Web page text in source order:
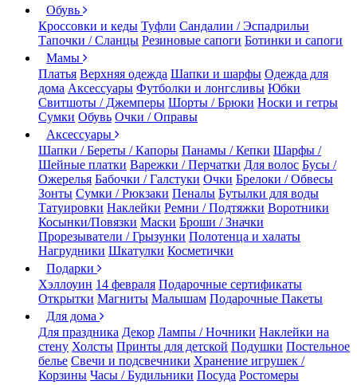
Обувь
Кроссовки и кеды Туфли Сандалии / Эспадрильи
Тапочки / Сланцы Резиновые сапоги Ботинки и сапоги
Мамы
Платья Верхняя одежда Шапки и шарфы Одежда для
дома Аксессуары Футболки и лонгсливы Юбки
Свитшоты / Джемперы Шорты / Брюки Носки и гетры
Сумки Обувь Очки / Оправы
Аксессуары
Шапки / Береты / Капоры Панамы / Кепки Шарфы /
Шейные платки Варежки / Перчатки Для волос Бусы /
Ожерелья Бабочки / Галстуки Очки Брелоки / Обвесы
Зонты Сумки / Рюкзаки Пеналы Бутылки для воды
Татуировки Наклейки Ремни / Подтяжки Воротники
Косынки/Повязки Маски Броши / Значки
Прорезыватели / Грызунки Полотенца и халаты
Нагрудники Шкатулки Косметички
Подарки
Хэллоуин 14 февраля Подарочные сертификаты
Открытки Магниты Малышам Подарочные Пакеты
Для дома
Для праздника Декор Лампы / Ночники Наклейки на
стену Холсты Принты для детской Подушки Постельное
белье Свечи и подсвечники Хранение игрушек /
Корзины Часы / Будильники Посуда Ростомеры